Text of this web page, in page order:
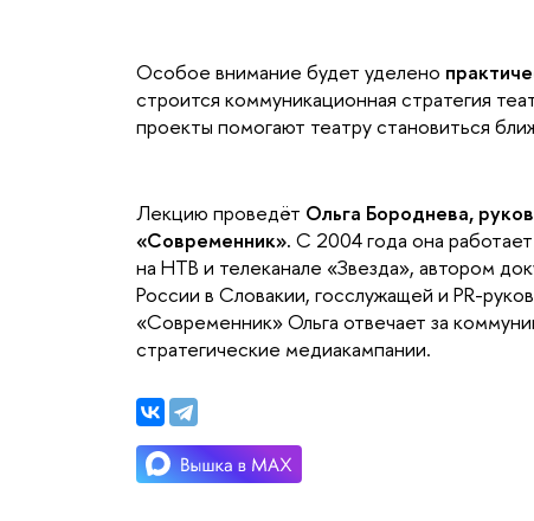
Особое внимание будет уделено
строится коммуникационная стратегия
проекты помогают театру становиться
Лекцию проведёт Ольга Бороднева,
«Современник». С 2004 года она
на НТВ и телеканале «Звезда», автором
России в Словакии, госслужащей и PR-
«Современник» Ольга отвечает за
стратегические медиакампании.